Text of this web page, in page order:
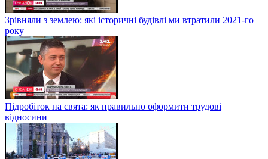
Зрівняли з землею: які історичні будівлі ми втратили 2021-го
року
Підробіток на свята: як правильно оформити трудові
відносини